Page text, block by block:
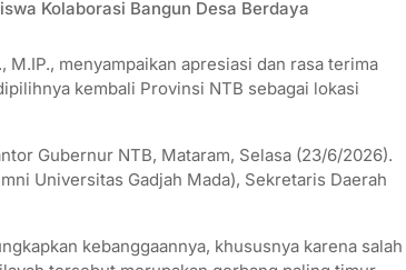
Kolaborasi Bangun Desa Berdaya
menyampaikan apresiasi dan rasa terima
kembali Provinsi NTB sebagai lokasi
Gubernur NTB, Mataram, Selasa (23/6/2026).
Universitas Gadjah Mada), Sekretaris Daerah
kebanggaannya, khususnya karena salah